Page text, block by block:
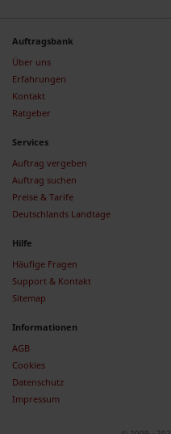
Auftragsbank
Über uns
Erfahrungen
Kontakt
Ratgeber
Services
Auftrag vergeben
Auftrag suchen
Preise & Tarife
Deutschlands Landtage
Hilfe
Häufige Fragen
Support & Kontakt
Sitemap
Informationen
AGB
Cookies
Datenschutz
Impressum